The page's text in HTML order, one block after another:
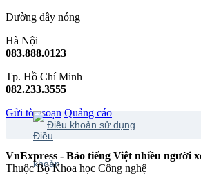
Đường dây nóng
Hà Nội
083.888.0123
Tp. Hồ Chí Minh
082.233.3555
Gửi tòa soạn Quảng cáo
Điều khoản sử dụng
VnExpress - Báo tiếng Việt nhiều người
Thuộc Bộ Khoa học Công nghệ